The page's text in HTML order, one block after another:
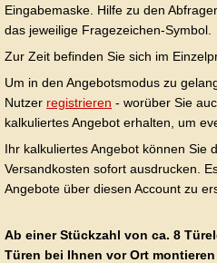
Eingabemaske. Hilfe zu den
das jeweilige Fragezeichen-Symbol.
Zur Zeit befinden Sie sich im
Um in den Angebotsmodus zu
Nutzer registrieren - worüber Sie
kalkuliertes Angebot erhalten, um
Ihr kalkuliertes Angebot können Sie
Versandkosten sofort ausdrucken.
Angebote über diesen Account zu
Ab einer Stückzahl von ca. 8
Türen bei Ihnen vor Ort